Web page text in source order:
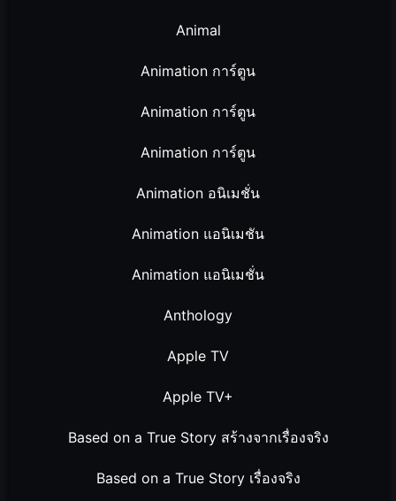
Animal
Animation การ์ตูน
Animation การ์ตูน
Animation การ์ตูน
Animation อนิเมชั่น
Animation แอนิเมชัน
Animation แอนิเมชั่น
Anthology
Apple TV
Apple TV+
Based on a True Story สร้างจากเรื่องจริง
Based on a True Story เรื่องจริง